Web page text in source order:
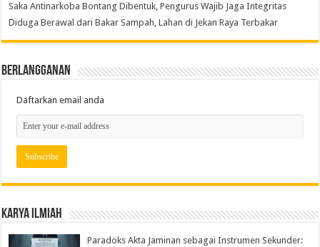
Saka Antinarkoba Bontang Dibentuk, Pengurus Wajib Jaga Integritas
Diduga Berawal dari Bakar Sampah, Lahan di Jekan Raya Terbakar
Berlangganan
Daftarkan email anda
Karya Ilmiah
Paradoks Akta Jaminan sebagai Instrumen Sekunder: